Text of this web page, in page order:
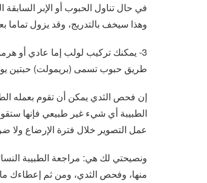
في حال تناول الحبوب أو الإبر
وهذا سيخف بالتدريج، وقد يزول تماما بعد مرور 3 أشهر من بدء الاستخدام، فيجب
3- يمكنك تركيب لولب إما عادي أو
طريق حبوب تسمى (بريمولت) حبتين يوميا مدة 5 أيام، بعدها يمكن تركيب اللولب في
الطبيبة أي شيء غير طبيعي فإنها
عمل التصوير خلال فترة الإرضاع ولا
ونصيحتي لك هي: مراجعة الطبيبة
منها، وفحص الثدي، ومن ثم إعطاءك